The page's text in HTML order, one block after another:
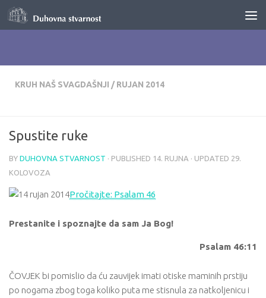
Skip to content
KRUH NAŠ SVAGDAŠNJI / RUJAN 2014
Spustite ruke
BY DUHOVNA STVARNOST · PUBLISHED 14. RUJNA · UPDATED 29.
KOLOVOZA
Pročitajte: Psalam 46
Prestanite i spoznajte da sam Ja Bog!
Psalam 46:11
ČOVJEK bi pomislio da ću zauvijek imati otiske maminih prstiju
po nogama zbog toga koliko puta me stisnula za natkoljenicu i